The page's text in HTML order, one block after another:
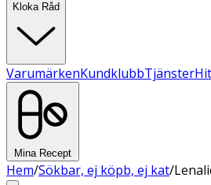
Kloka Råd
VarumärkenKundklubbTjänster
Mina Recept
Hem/Sökbar, ej köpb, ej kat/